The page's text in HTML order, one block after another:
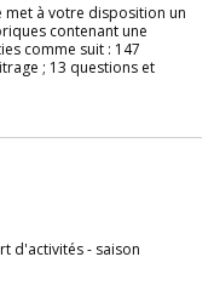
met à votre disposition un
contenant une
comme suit : 147
; 13 questions et
d'activités - saison